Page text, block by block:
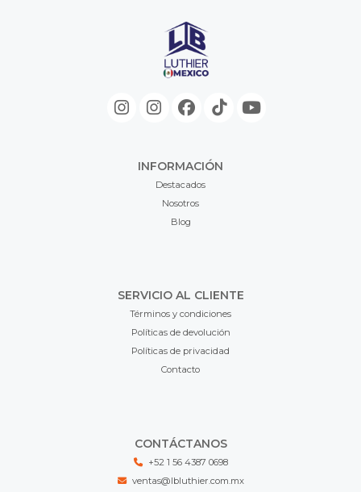
INFORMACIÓN
Destacados
Nosotros
Blog
SERVICIO AL CLIENTE
Términos y condiciones
Políticas de devolución
Políticas de privacidad
Contacto
CONTÁCTANOS
+52 1 56 4387 0698
ventas@lbluthier.com.mx